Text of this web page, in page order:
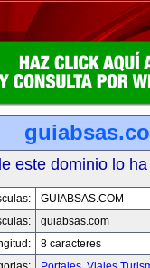
este dominio lo
GUIABSAS.COM
guiabsas.com
8 caracteres